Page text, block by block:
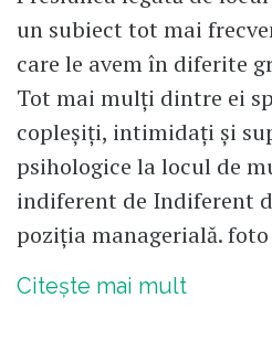
un subiect tot mai
care le avem în diferite
Tot mai mulți dintre ei
copleșiți, intimidați și
psihologice la locul de
indiferent de Indiferent
poziția managerială.
Citește mai mult